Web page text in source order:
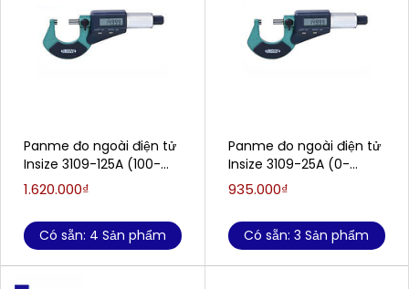
Panme đo ngoài điện tử
Insize 3109-125A (100-
125mm)
1.620.000₫
Có sẵn: 4 Sản phẩm
Panme đo ngoài điện tử
Insize 3109-25A (0-
25mm)
935.000₫
Có sẵn: 3 Sản phẩm